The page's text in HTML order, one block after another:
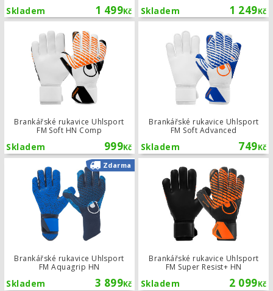
1 499Kč
Skladem 1 249Kč
Skladem
Brankářské rukavice Uhlsport
FM Soft HN Comp
999Kč
Skladem
Brankářské rukavice Uhlsport
FM Soft Advanced
749Kč
Skladem
Brankářské rukavice Uhlsport
FM Aquagrip HN
3 899Kč
Skladem
Zdarma
Brankářské rukavice Uhlsport
FM Super Resist+ HN
2 099Kč
Skladem